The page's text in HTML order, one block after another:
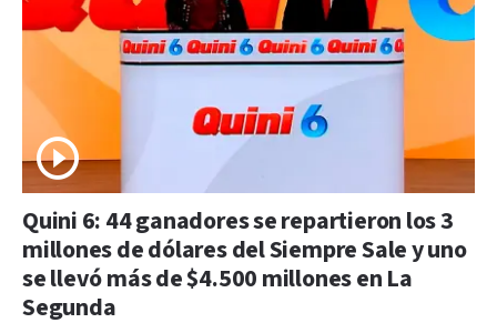
Quini 6: 44 ganadores se repartieron los 3
millones de dólares del Siempre Sale y uno
se llevó más de $4.500 millones en La
Segunda